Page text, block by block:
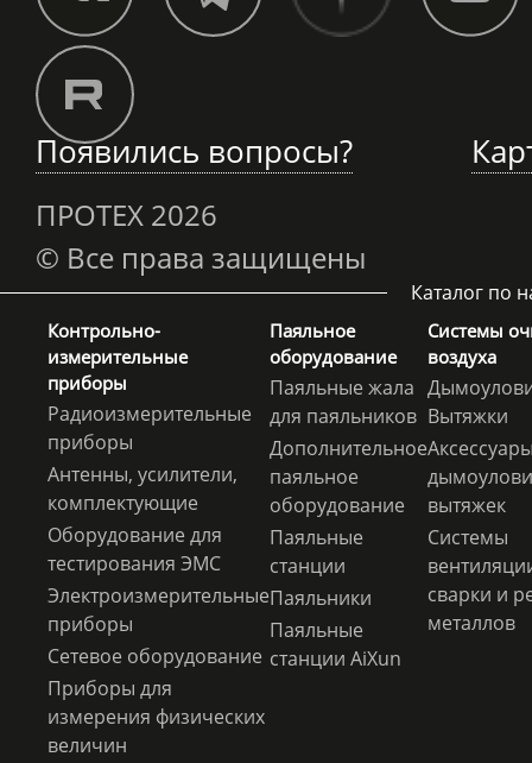
Появились вопросы?
ПРОТЕХ 2026
© Все права защищены
Каталог по
Контрольно-
измерительные
приборы
Радиоизмерительные
приборы
Антенны, усилители,
комплектующие
Оборудование для
тестирования ЭМС
Электроизмерительные
приборы
Сетевое оборудование
Приборы для
измерения физических
величин
Паяльное
оборудование
Паяльные жала
для паяльников
Дополнительное
паяльное
оборудование
Паяльные
станции
Паяльники
Паяльные
станции AiXun
Системы
воздуха
Вытяжки
вытяжек
Системы
сварки и
металлов